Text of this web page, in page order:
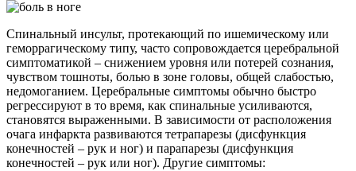
Спинальный инсульт, протекающий по ишемическому или
геморрагическому типу, часто сопровождается церебральной
симптоматикой – снижением уровня или потерей сознания,
чувством тошноты, болью в зоне головы, общей слабостью,
недомоганием. Церебральные симптомы обычно быстро
регрессируют в то время, как спинальные усиливаются,
становятся выраженными. В зависимости от расположения
очага инфаркта развиваются тетрапарезы (дисфункция
конечностей – рук и ног) и парапарезы (дисфункция
конечностей – рук или ног). Другие симптомы: